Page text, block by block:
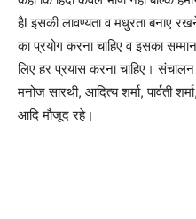
हैl इसकी लावण्यता व मधुरता बनाए
का प्रयोग करना चाहिए व इसका
लिए हर प्रयास करना चाहिए। संचालन
मनोज सारथी, आदित्य शर्मा, पार्वती
आदि मौजूद रहे।